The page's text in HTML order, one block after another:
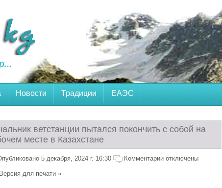
Новости Традиции ЕАЭС
ветстанции пытался покончить с собой на
месте в Казахстане
5 декабря, 2024 г. 16:30 Комментарии отключены
Версия для печати »